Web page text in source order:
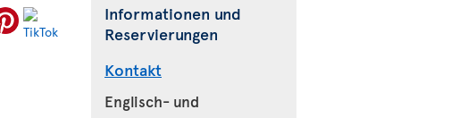
Informationen und
Reservierungen
Kontakt
Englisch- und